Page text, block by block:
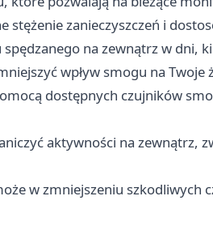
zanieczyszczeń i
spędzanego na zewnątrz w dni,
wpływ smogu na Twoje
dostępnych czujników
aktywności na zewnątrz,
w zmniejszeniu szkodliwych